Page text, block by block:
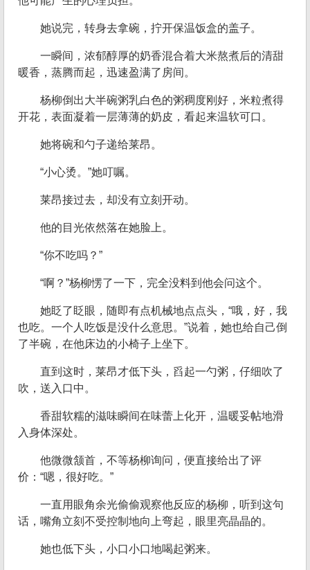
她说完，转身去拿碗，拧开保温饭盒的盖子。
一瞬间，浓郁醇厚的奶香混合着大米熬煮后的清甜
暖香，蒸腾而起，迅速盈满了房间。
杨柳倒出大半碗粥乳白色的粥稠度刚好，米粒煮得
开花，表面凝着一层薄薄的奶皮，看起来温软可口。
她将碗和勺子递给莱昂。
“小心烫。”她叮嘱。
莱昂接过去，却没有立刻开动。
他的目光依然落在她脸上。
“你不吃吗？”
“啊？”杨柳愣了一下，完全没料到他会问这个。
她眨了眨眼，随即有点机械地点点头，“哦，好，我
也吃。一个人吃饭是没什么意思。”说着，她也给自己倒
了半碗，在他床边的小椅子上坐下。
直到这时，莱昂才低下头，舀起一勺粥，仔细吹了
吹，送入口中。
香甜软糯的滋味瞬间在味蕾上化开，温暖妥帖地滑
入身体深处。
他微微颔首，不等杨柳询问，便直接给出了评
价：“嗯，很好吃。”
一直用眼角余光偷偷观察他反应的杨柳，听到这句
话，嘴角立刻不受控制地向上弯起，眼里亮晶晶的。
她也低下头，小口小口地喝起粥来。